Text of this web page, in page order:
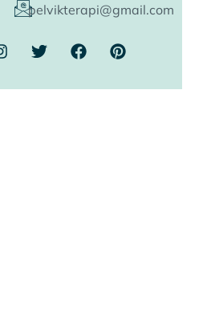
pelvikterapi@gmail.com